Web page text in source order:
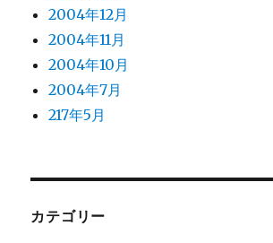
2004年12月
2004年11月
2004年10月
2004年7月
217年5月
カテゴリー